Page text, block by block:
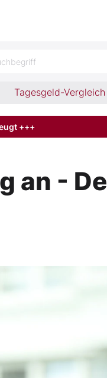
Tagesgeld-Vergleich
+++
an -